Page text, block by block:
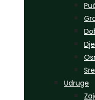
Udruge